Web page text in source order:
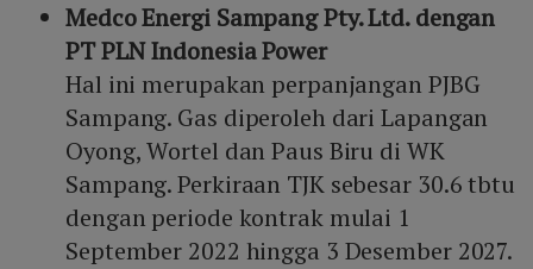
Medco Energi Sampang Pty. Ltd. dengan
PT PLN Indonesia Power
Hal ini merupakan perpanjangan PJBG
Sampang. Gas diperoleh dari Lapangan
Oyong, Wortel dan Paus Biru di WK
Sampang. Perkiraan TJK sebesar 30.6 tbtu
dengan periode kontrak mulai 1
September 2022 hingga 3 Desember 2027.